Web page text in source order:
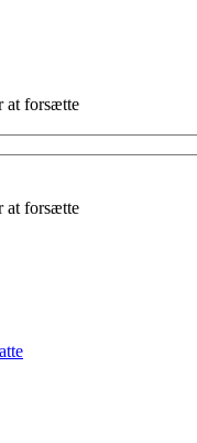
at forsætte
at forsætte